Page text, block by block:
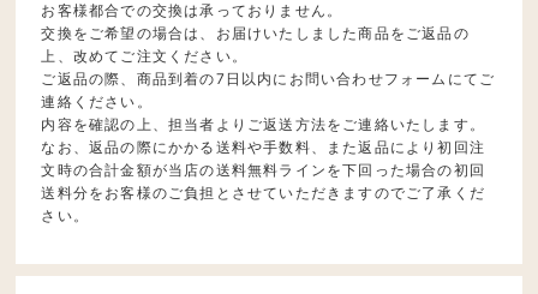
お客様都合での交換は承っておりません。
交換をご希望の場合は、お届けいたしました商品をご返品の
上、改めてご注文ください。
ご返品の際、商品到着の7日以内にお問い合わせフォームにてご
連絡ください。
内容を確認の上、担当者よりご返送方法をご連絡いたします。
なお、返品の際にかかる送料や手数料、また返品により初回注
文時の合計金額が当店の送料無料ラインを下回った場合の初回
送料分をお客様のご負担とさせていただきますのでご了承くだ
さい。